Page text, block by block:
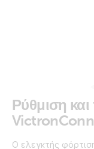
Ρύθμιση
Ο ελεγκτής